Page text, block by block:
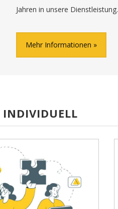
Jahren in unsere Dienstleistung.
Mehr Informationen
INDIVIDUELL